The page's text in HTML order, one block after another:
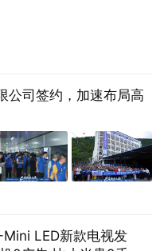
公司签约，加速布局高
LED新款电视发